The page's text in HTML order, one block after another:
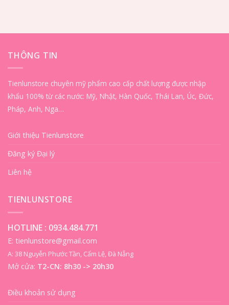
THÔNG TIN
Tienlunstore chuyên mỹ phẩm cao cấp chất lượng được nhập
khẩu 100% từ các nước: Mỹ, Nhật, Hàn Quốc, Thái Lan, Úc, Đức,
Pháp, Anh, Nga…
Giới thiệu Tienlunstore
Đăng ký Đại lý
Liên hệ
TIENLUNSTORE
HOTLINE : 0934.484.771
E: tienlunstore@gmail.com
A: 38 Nguyễn Phước Tần, Cẩm Lệ, Đà Nẵng
Mở cửa: T2-CN: 8h30 -> 20h30
Điều khoản sử dụng